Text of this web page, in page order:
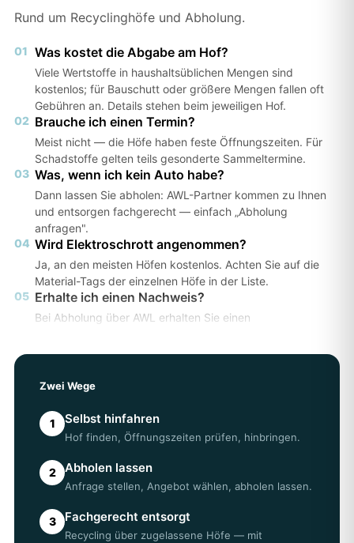
Rund um Recyclinghöfe und Abholung.
01 Was kostet die Abgabe am Hof?
Viele Wertstoffe in haushaltsüblichen Mengen sind
kostenlos; für Bauschutt oder größere Mengen fallen oft
Gebühren an. Details stehen beim jeweiligen Hof.
02 Brauche ich einen Termin?
Meist nicht — die Höfe haben feste Öffnungszeiten. Für
Schadstoffe gelten teils gesonderte Sammeltermine.
03 Was, wenn ich kein Auto habe?
Dann lassen Sie abholen: AWL-Partner kommen zu Ihnen
und entsorgen fachgerecht — einfach „Abholung
anfragen".
04 Wird Elektroschrott angenommen?
Ja, an den meisten Höfen kostenlos. Achten Sie auf die
Material-Tags der einzelnen Höfe in der Liste.
05 Erhalte ich einen Nachweis?
Bei Abholung über AWL erhalten Sie einen
Zwei Wege
1 Selbst hinfahren
Hof finden, Öffnungszeiten prüfen, hinbringen.
2 Abholen lassen
Anfrage stellen, Angebot wählen, abholen lassen.
3 Fachgerecht entsorgt
Recycling über zugelassene Höfe — mit